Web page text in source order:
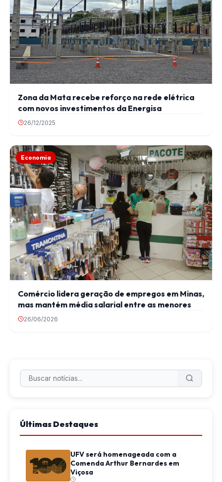
Zona da Mata recebe reforço na rede elétrica
com novos investimentos da Energisa
26/12/2025
Economia
Comércio lidera geração de empregos em Minas,
mas mantém média salarial entre as menores
26/06/2026
Últimas Destaques
UFV será homenageada com a
Comenda Arthur Bernardes em
Viçosa